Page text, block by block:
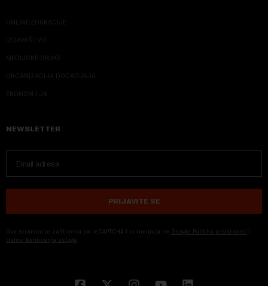
ONLINE EDUKACIJE
IZDAVAŠTVO
MEDIJSKE OBUKE
ORGANIZACIJA DOGADJAJA
EKONOM I JA
NEWSLETTER
PRIJAVITE SE
Ova stranica je zaštićena sa reCAPTCHA i primenjuju se Google Politika privatnosti i
Uslovi korišćenja usluge